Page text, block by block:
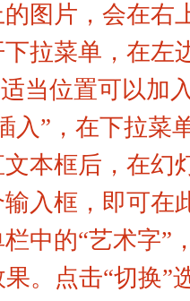
图片，会在右
拉菜单，在左
当位置可以加
入”，在下拉菜
本框后，在幻
入框，即可在
中的“艺术字”
。点击“切换”